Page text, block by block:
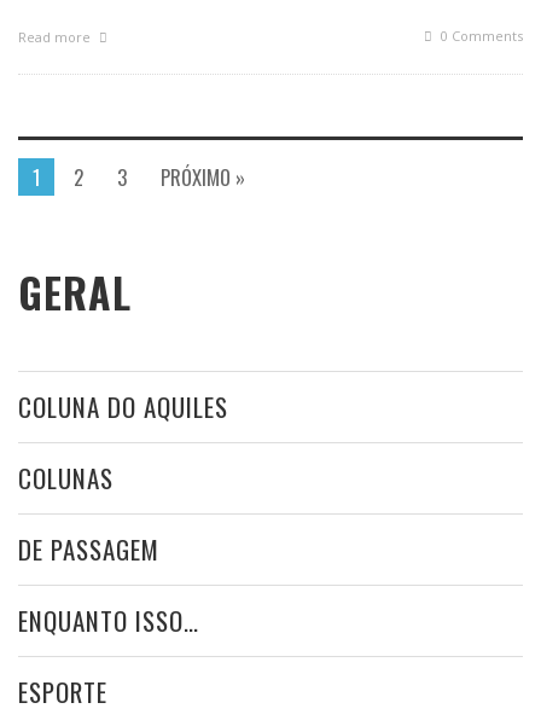
Read more 0 Comments
1 2 3 PRÓXIMO »
GERAL
COLUNA DO AQUILES
COLUNAS
DE PASSAGEM
ENQUANTO ISSO…
ESPORTE